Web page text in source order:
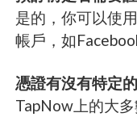
是的，你可以使
帳戶，如
憑證有沒有特定
TapNow上的大